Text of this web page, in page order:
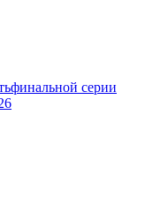
серии